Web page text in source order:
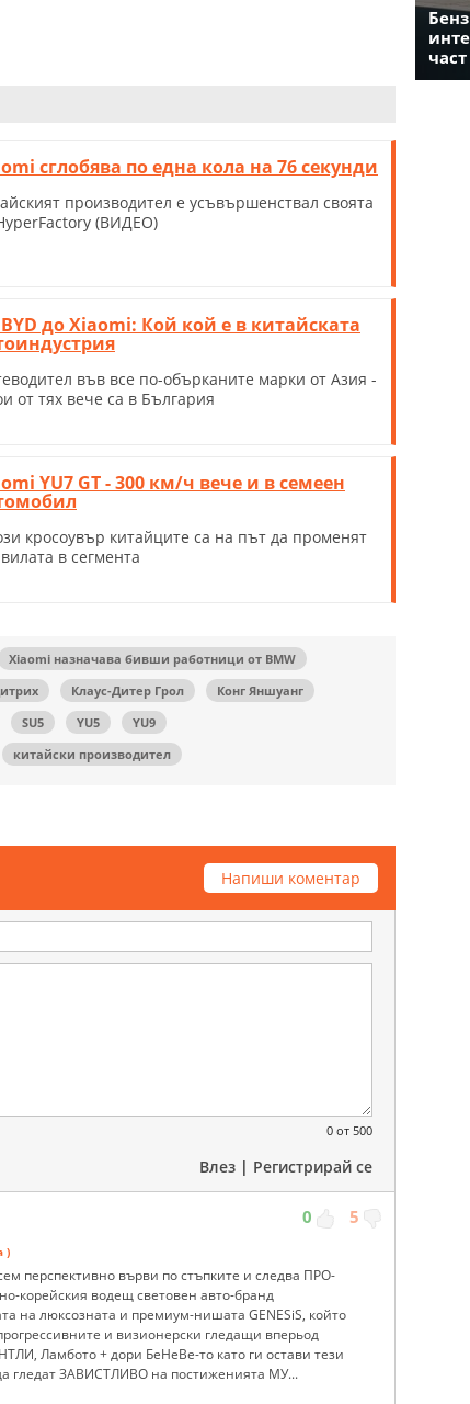
сглобява по една кола на 76 секунди
производител е усъвършенствал своята
(ВИДЕО)
до Xiaomi: Кой кой е в китайската
във все по-обърканите марки от Азия -
от тях вече са в България
YU7 GT - 300 км/ч вече и в семеен
кросоувър китайците са на път да променят
в сегмента
Xiaomi назначава бивши работници от BMW
Клаус-Дитер Грол
Конг Яншуанг
SU5 YU5
YU9
китайски производител
Напиши коментар
0 от 500
Влез | Регистрирай се
0 5
)
перспективно върви по стъпките и следва ПРО-
корейския водещ световен авто-бранд
на люксозната и премиум-нишата GENESiS, който
и визионерски гледащи вперьод
Ламбото + дори БеНеВе-то като ги остави тези
гледат ЗАВИСТЛИВО на постиженията МУ...
част